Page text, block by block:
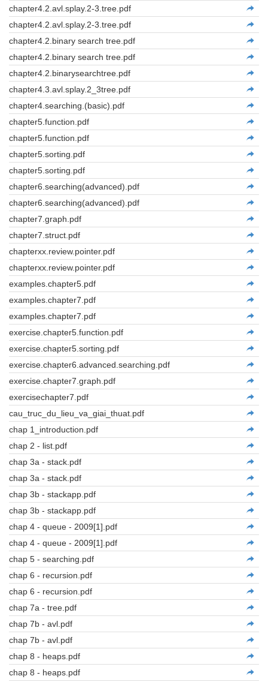
chapter4.2.avl.splay.2-3.tree.pdf
chapter4.2.avl.splay.2-3.tree.pdf
chapter4.2.binary search tree.pdf
chapter4.2.binary search tree.pdf
chapter4.2.binarysearchtree.pdf
chapter4.3.avl.splay.2_3tree.pdf
chapter4.searching.(basic).pdf
chapter5.function.pdf
chapter5.function.pdf
chapter5.sorting.pdf
chapter5.sorting.pdf
chapter6.searching(advanced).pdf
chapter6.searching(advanced).pdf
chapter7.graph.pdf
chapter7.struct.pdf
chapterxx.review.pointer.pdf
chapterxx.review.pointer.pdf
examples.chapter5.pdf
examples.chapter7.pdf
examples.chapter7.pdf
exercise.chapter5.function.pdf
exercise.chapter5.sorting.pdf
exercise.chapter6.advanced.searching.pdf
exercise.chapter7.graph.pdf
exercisechapter7.pdf
cau_truc_du_lieu_va_giai_thuat.pdf
chap 1_introduction.pdf
chap 2 - list.pdf
chap 3a - stack.pdf
chap 3a - stack.pdf
chap 3b - stackapp.pdf
chap 3b - stackapp.pdf
chap 4 - queue - 2009[1].pdf
chap 4 - queue - 2009[1].pdf
chap 5 - searching.pdf
chap 6 - recursion.pdf
chap 6 - recursion.pdf
chap 7a - tree.pdf
chap 7b - avl.pdf
chap 7b - avl.pdf
chap 8 - heaps.pdf
chap 8 - heaps.pdf